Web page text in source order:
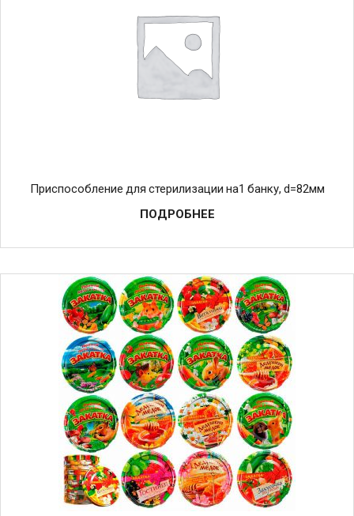
Приспособление для стерилизации на1 банку, d=82мм
ПОДРОБНЕЕ